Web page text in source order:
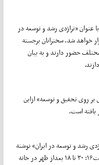
عنوان «تراژدی رشد و توسعه در
خواهد شد، سخنرانان برجسته
حضور دارند و به بیان
روی تحقیق و توسعه» ازاین
است.
رشد و توسعه در ایران» نوشته
دکتر کارچی، شنبه، مصادف با ۲۱ مهرماه، از ساعت۱۶: ۳۰ تا ۱۸ بعداز ظهر در خانه‌